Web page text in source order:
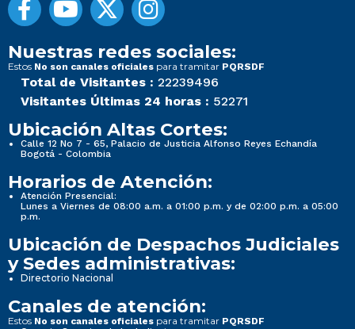
Nuestras redes sociales:
Estos No son canales oficiales para tramitar PQRSDF
Total de Visitantes : 22239496
Visitantes Últimas 24 horas : 52271
Ubicación Altas Cortes:
Calle 12 No 7 - 65, Palacio de Justicia Alfonso Reyes Echandía
Bogotá - Colombia
Horarios de Atención:
Atención Presencial:
Lunes a Viernes de 08:00 a.m. a 01:00 p.m. y de 02:00 p.m. a 05:00
p.m.
Ubicación de Despachos Judiciales
y Sedes administrativas:
Directorio Nacional
Canales de atención:
Estos No son canales oficiales para tramitar PQRSDF